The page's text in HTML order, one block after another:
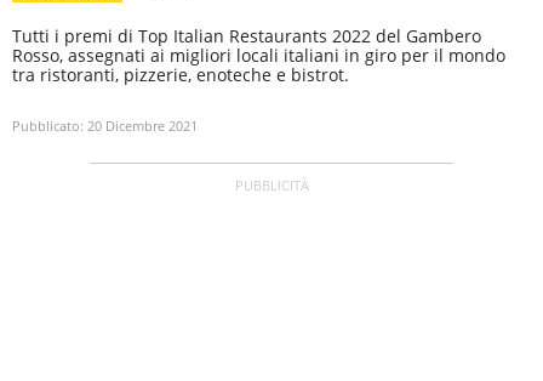
Tutti i premi di Top Italian Restaurants 2022 del Gambero
Rosso, assegnati ai migliori locali italiani in giro per il mondo
tra ristoranti, pizzerie, enoteche e bistrot.
Pubblicato: 20 Dicembre 2021